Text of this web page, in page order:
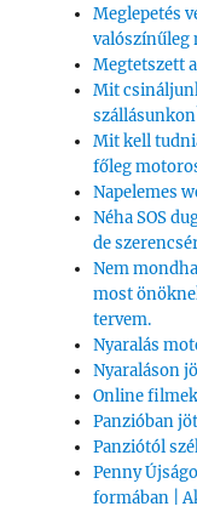
Meglepetés
valószínűleg
Megtetszett
Mit
Mit kell
főleg
Napelemes
Néha SOS
de
Nem
most
tervem.
Nyaralás
Nyaraláson
Online filmek
Panzióban
Panziótól
Penny
formában |